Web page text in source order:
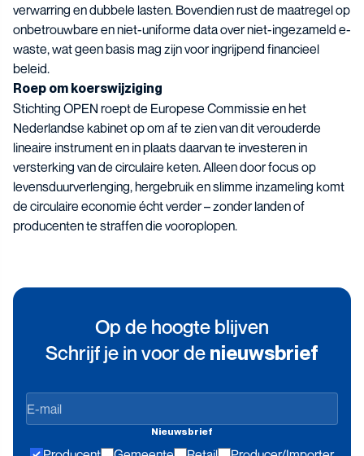
verwarring en dubbele lasten. Bovendien rust de maatregel op
onbetrouwbare en niet-uniforme data over niet-ingezameld e-
waste, wat geen basis mag zijn voor ingrijpend financieel
beleid.
Roep om koerswijziging
Stichting OPEN roept de Europese Commissie en het
Nederlandse kabinet op om af te zien van dit verouderde
lineaire instrument en in plaats daarvan te investeren in
versterking van de circulaire keten. Alleen door focus op
levensduurverlenging, hergebruik en slimme inzameling komt
de circulaire economie écht verder – zonder landen of
producenten te straffen die vooroplopen.
Op de hoogte blijven
Schrijf je in voor de nieuwsbrief
Op
de
Nieuwsbrief